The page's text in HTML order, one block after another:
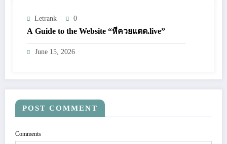
Letrank 0
A Guide to the Website “หีควยแตด.live”
June 15, 2026
POST COMMENT
Comments